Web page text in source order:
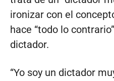
ironizar con el
hace “todo lo
dictador.
“Yo soy un dictador